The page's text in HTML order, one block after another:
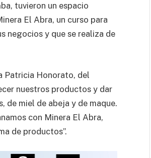
tuvieron un espacio
El Abra, un curso para
negocios y que se realiza de
Patricia Honorato, del
nuestros productos y dar
de miel de abeja y de maque.
con Minera El Abra,
de productos”.